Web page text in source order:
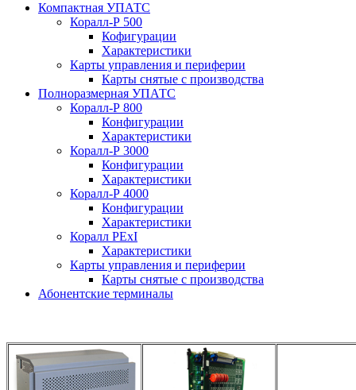
Компактная УПАТС
Коралл-Р 500
Кофигурации
Характеристики
Карты управления и периферии
Карты снятые с производства
Полноразмерная УПАТС
Коралл-Р 800
Конфигурации
Характеристики
Коралл-Р 3000
Конфигурации
Характеристики
Коралл-Р 4000
Конфигурации
Характеристики
Коралл PExI
Характеристики
Карты управления и периферии
Карты снятые с производства
Абонентские терминалы